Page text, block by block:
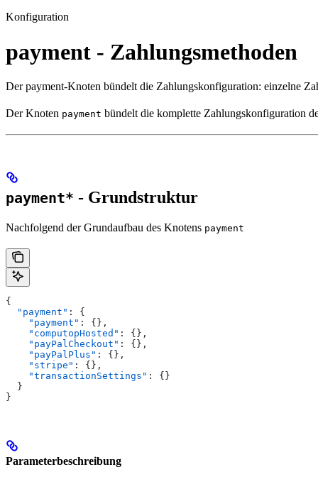
Konfiguration
payment - Zahlungsmethoden
Der payment-Knoten bündelt die Zahlungskonfiguration: einzelne
Der Knoten payment bündelt die komplette Zahlungskonfiguration
payment* - Grundstruktur
Nachfolgend der Grundaufbau des Knotens payment
{
  "payment"
: {
    "payment"
: {},
    "computopHosted"
: {},
    "payPalCheckout"
: {},
    "payPalPlus"
: {},
    "stripe"
: {},
    "transactionSettings"
: {}
  }
}
Parameterbeschreibung